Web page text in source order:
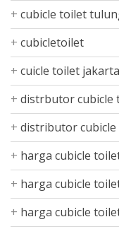
cubicle toilet
cubicletoilet
cuicle toilet
distrbutor cubicle
distributor
harga cubicle
harga cubicle
harga cubicle